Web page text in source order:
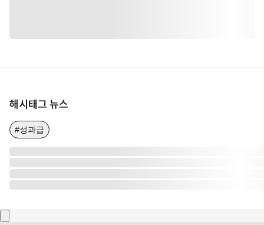
해시태그 뉴스
#성과급